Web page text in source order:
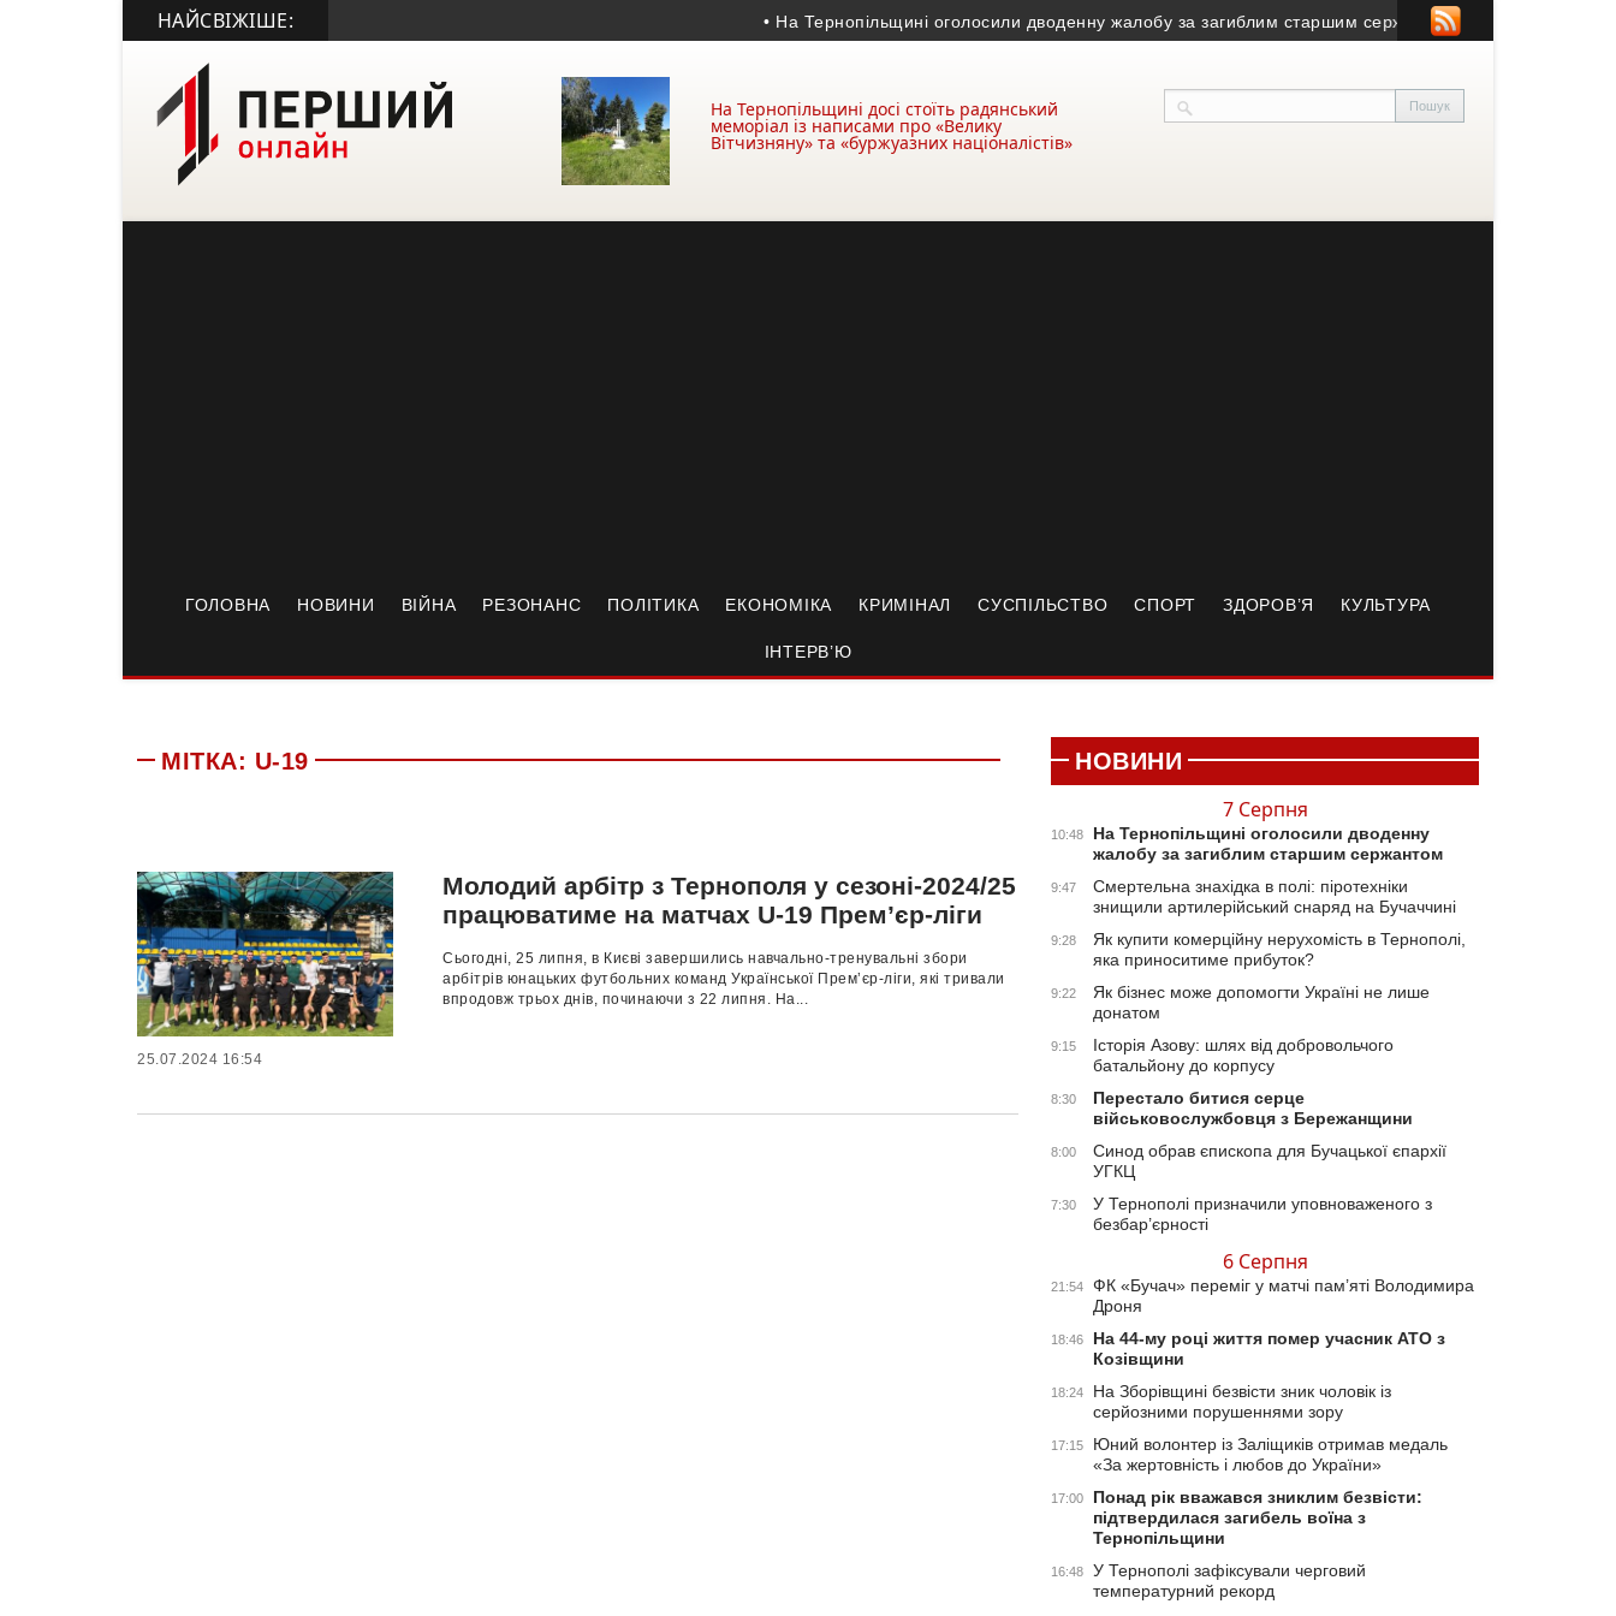
НАЙСВІЖІШЕ: • На Тернопільщині оголосили дводенну жалобу за загиблим старшим сержантом • Смертельна
На Тернопільщині досі стоїть радянський
меморіал із написами про «Велику
Вітчизняну» та «буржуазних націоналістів»
ГОЛОВНА НОВИНИ ВІЙНА РЕЗОНАНС ПОЛІТИКА ЕКОНОМІКА КРИМІНАЛ СУСПІЛЬСТВО СПОРТ ЗДОРОВ’Я КУЛЬТУРА
ІНТЕРВ’Ю
МІТКА: U-19
Молодий арбітр з Тернополя у сезоні-2024/25
працюватиме на матчах U-19 Прем’єр-ліги
Сьогодні, 25 липня, в Києві завершились навчально-тренувальні збори
арбітрів юнацьких футбольних команд Української Прем’єр-ліги, які тривали
впродовж трьох днів, починаючи з 22 липня. На...
25.07.2024 16:54
НОВИНИ
7 Серпня
10:48
На Тернопільщині оголосили дводенну
жалобу за загиблим старшим сержантом
9:47
Смертельна знахідка в полі: піротехніки
знищили артилерійський снаряд на Бучаччині
9:28
Як купити комерційну нерухомість в Тернополі,
яка приноситиме прибуток?
9:22
Як бізнес може допомогти Україні не лише
донатом
9:15
Історія Азову: шлях від добровольчого
батальйону до корпусу
8:30
Перестало битися серце
військовослужбовця з Бережанщини
8:00
Синод обрав єпископа для Бучацької єпархії
УГКЦ
7:30
У Тернополі призначили уповноваженого з
безбар’єрності
6 Серпня
21:54
ФК «Бучач» переміг у матчі пам’яті Володимира
Дроня
18:46
На 44-му році життя помер учасник АТО з
Козівщини
18:24
На Зборівщині безвісти зник чоловік із
серйозними порушеннями зору
17:15
Юний волонтер із Заліщиків отримав медаль
«За жертовність і любов до України»
17:00
Понад рік вважався зниклим безвісти:
підтвердилася загибель воїна з
Тернопільщини
16:48
У Тернополі зафіксували черговий
температурний рекорд